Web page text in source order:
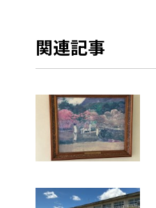
関連記事